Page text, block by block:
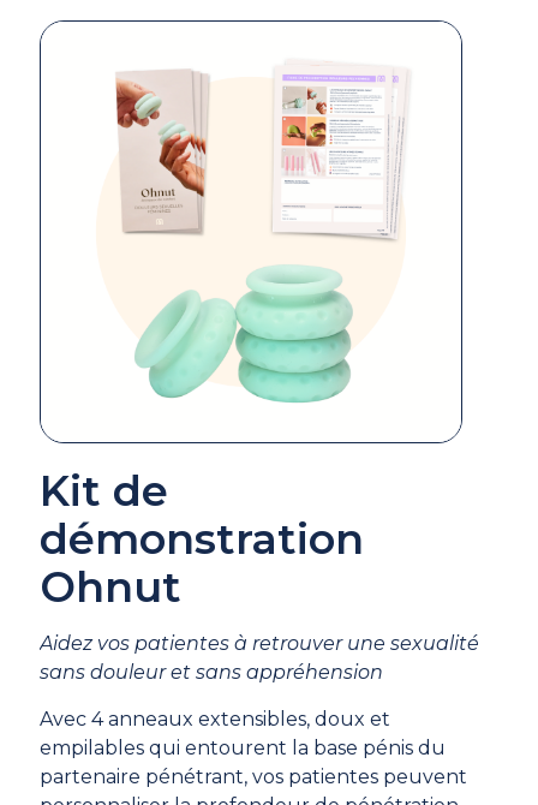
Kit de
démonstration
Ohnut
Aidez vos patientes à retrouver une sexualité
sans douleur et sans appréhension
Avec 4 anneaux extensibles, doux et
empilables qui entourent la base pénis du
partenaire pénétrant, vos patientes peuvent